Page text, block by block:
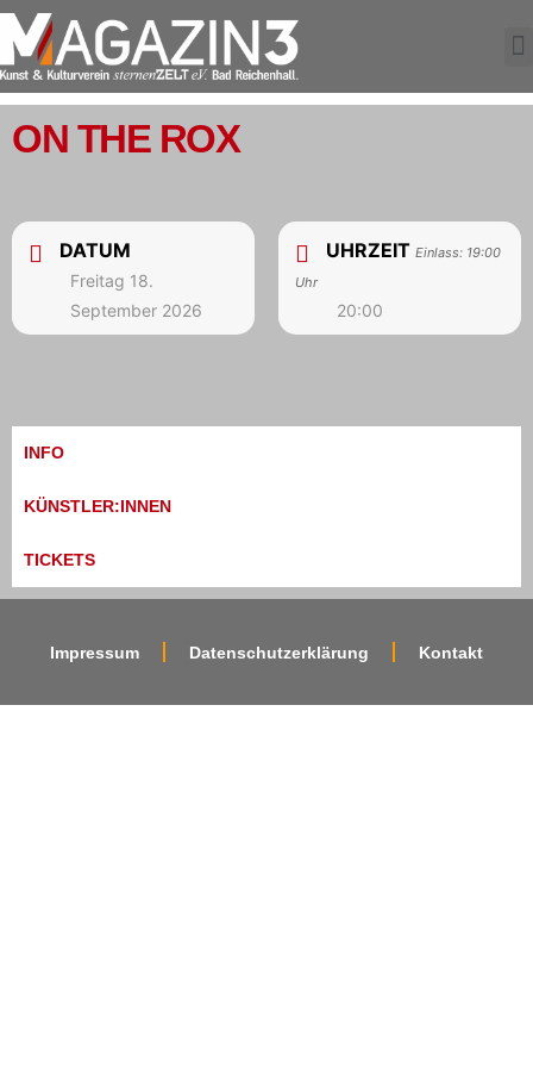
ON THE ROX
DATUM
Freitag 18.
September 2026
UHRZEIT Einlass: 19:00
Uhr
20:00
INFO
KÜNSTLER:INNEN
TICKETS
Impressum Datenschutzerklärung Kontakt